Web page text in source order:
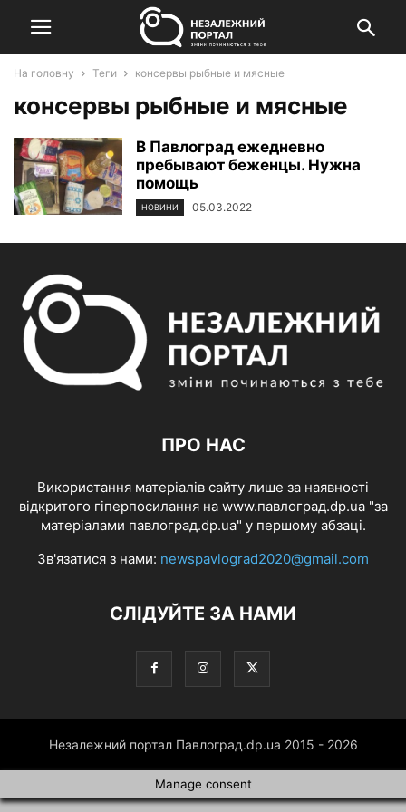
На головну Теги консервы рыбные и мясные
консервы рыбные и мясные
В Павлоград ежедневно
пребывают беженцы. Нужна
помощь
НОВИНИ 05.03.2022
ПРО НАС
Використання матеріалів сайту лише за наявності
відкритого гіперпосилання на www.павлоград.dp.ua "за
матеріалами павлоград.dp.ua" у першому абзаці.
Зв'язатися з нами: newspavlograd2020@gmail.com
СЛІДУЙТЕ ЗА НАМИ
Незалежний портал Павлоград.dp.ua 2015 - 2026
Manage consent